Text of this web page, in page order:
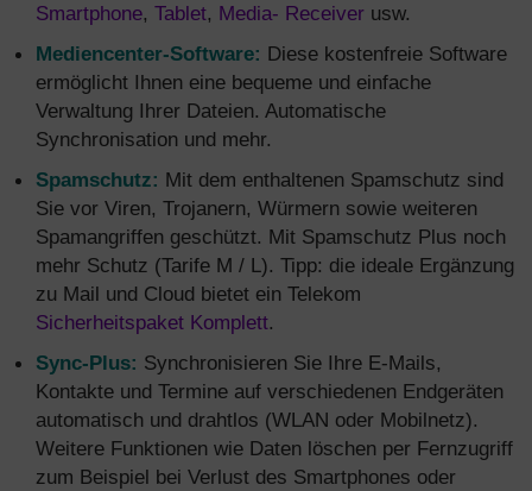
Smartphone, Tablet, Media- Receiver usw.
Mediencenter-Software: Diese kostenfreie Software
ermöglicht Ihnen eine bequeme und einfache
Verwaltung Ihrer Dateien. Automatische
Synchronisation und mehr.
Spamschutz: Mit dem enthaltenen Spamschutz sind
Sie vor Viren, Trojanern, Würmern sowie weiteren
Spamangriffen geschützt. Mit Spamschutz Plus noch
mehr Schutz (Tarife M / L). Tipp: die ideale Ergänzung
zu Mail und Cloud bietet ein Telekom
Sicherheitspaket Komplett.
Sync-Plus: Synchronisieren Sie Ihre E-Mails,
Kontakte und Termine auf verschiedenen Endgeräten
automatisch und drahtlos (WLAN oder Mobilnetz).
Weitere Funktionen wie Daten löschen per Fernzugriff
zum Beispiel bei Verlust des Smartphones oder